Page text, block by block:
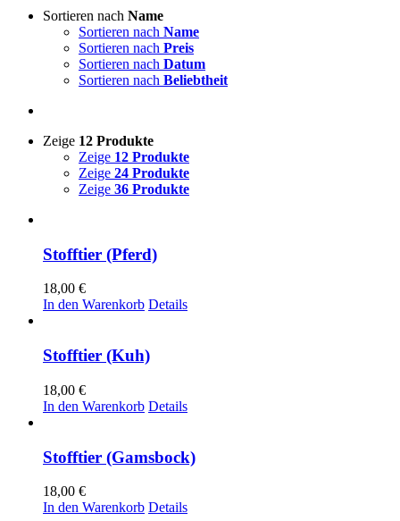
Sortieren nach Name
Sortieren nach Name
Sortieren nach Preis
Sortieren nach Datum
Sortieren nach Beliebtheit
Zeige 12 Produkte
Zeige 12 Produkte
Zeige 24 Produkte
Zeige 36 Produkte
Stofftier (Pferd)
18,00 €
In den Warenkorb Details
Stofftier (Kuh)
18,00 €
In den Warenkorb Details
Stofftier (Gamsbock)
18,00 €
In den Warenkorb Details